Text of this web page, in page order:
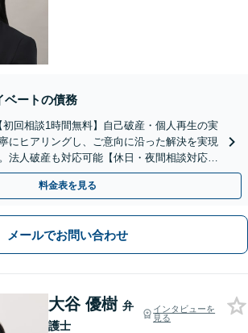
ベートの債務
初回相談1時間無料】自己破産・個人再生の実
にヒアリングし、ご意向に沿った解決を実現
法人破産も対応可能【休日・夜間相談対応
り駅3分】
料金表を見る
メールでお問い合わせ
大谷 優樹 弁
護士
インタビューを
見る